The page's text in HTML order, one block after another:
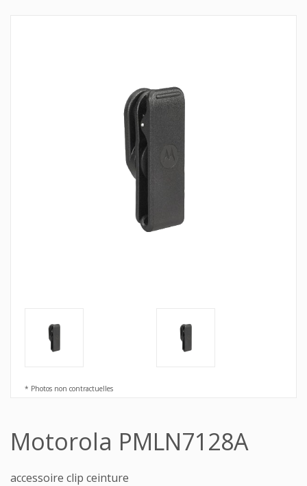
* Photos non contractuelles
Motorola PMLN7128A
accessoire clip ceinture